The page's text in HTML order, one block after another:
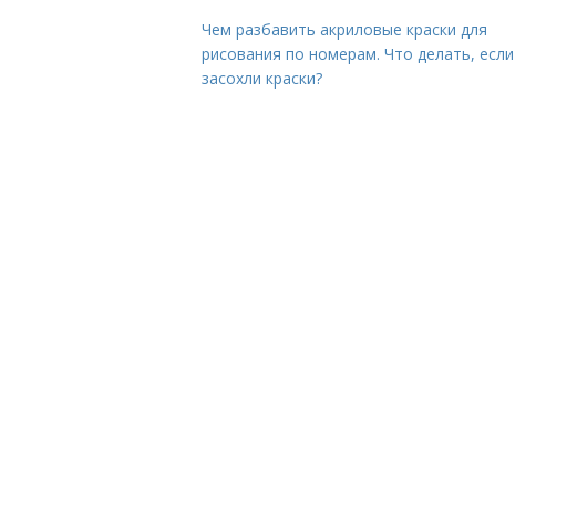
Чем разбавить акриловые краски для
рисования по номерам. Что делать, если
засохли краски?